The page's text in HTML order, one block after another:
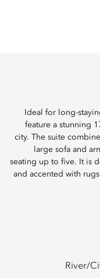
Ideal for long-
feature a stunning
city. The suite
large sofa and
seating up to five. It is
and accented with
River/